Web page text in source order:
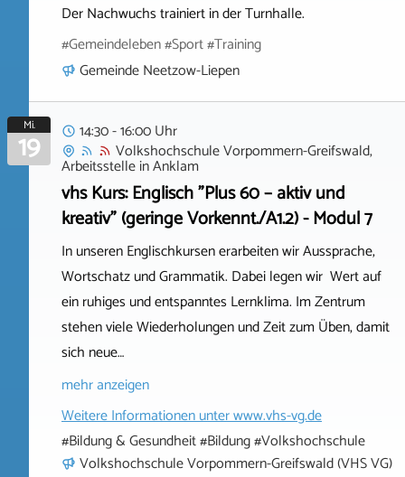
Der Nachwuchs trainiert in der Turnhalle.
#Gemeindeleben #Sport #Training
Gemeinde Neetzow-Liepen
Mi.
19
14:30 - 16:00 Uhr
Volkshochschule Vorpommern-Greifswald,
ArbeitsstelleinAnklam
vhs Kurs: Englisch "Plus 60 – aktiv und
kreativ" (geringe Vorkennt./A1.2) - Modul 7
In unseren Englischkursen erarbeiten wir Aussprache,
Wortschatz und Grammatik. Dabei legen wir Wert auf
ein ruhiges und entspanntes Lernklima. Im Zentrum
stehen viele Wiederholungen und Zeit zum Üben, damit
sich neue…
mehr anzeigen
Weitere Informationen unterwww.vhs-vg.de
#Bildung & Gesundheit #Bildung #Volkshochschule
Volkshochschule Vorpommern-Greifswald (VHS VG)